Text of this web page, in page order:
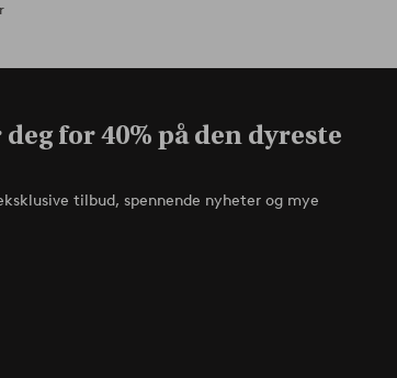
for 40% på den dyreste
tilbud, spennende nyheter og mye